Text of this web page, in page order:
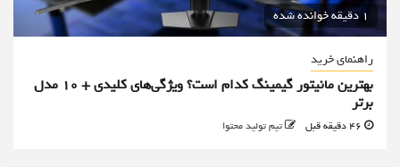
1 دقیقه خوانده شده
راهنمای خرید
بهترین مانیتور گیمینگ کدام است؟ ویژگی‌های کلیدی + 10 مدل
برتر
تیم تولید محتوا